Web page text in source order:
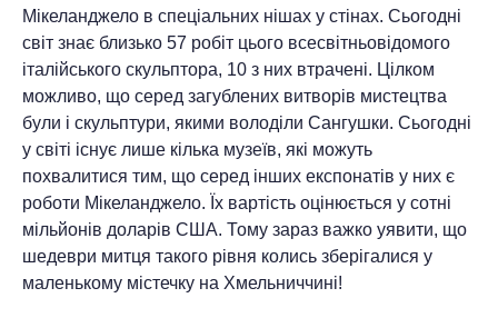
Мікеланджело в спеціальних нішах у стінах. Сьогодні
світ знає близько 57 робіт цього всесвітньовідомого
італійського скульптора, 10 з них втрачені. Цілком
можливо, що серед загублених витворів мистецтва
були і скульптури, якими володіли Сангушки. Сьогодні
у світі існує лише кілька музеїв, які можуть
похвалитися тим, що серед інших експонатів у них є
роботи Мікеланджело. Їх вартість оцінюється у сотні
мільйонів доларів США. Тому зараз важко уявити, що
шедеври митця такого рівня колись зберігалися у
маленькому містечку на Хмельниччині!